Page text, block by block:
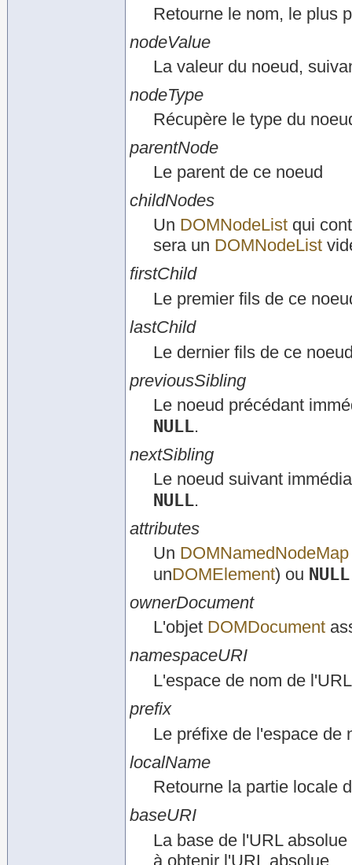
Retourne le nom, le plus
nodeValue
La valeur du noeud,
nodeType
Récupère le type du
parentNode
Le parent de ce noeud
childNodes
Un DOMNodeList qui
sera un DOMNodeList
firstChild
Le premier fils de ce
lastChild
Le dernier fils de ce
previousSibling
Le noeud précédant
NULL.
nextSibling
Le noeud suivant
NULL.
attributes
Un DOMNamedNodeMap
unDOMElement) ou NULL
ownerDocument
L'objet DOMDocument
namespaceURI
L'espace de nom de
prefix
Le préfixe de l'espace de
localName
Retourne la partie locale
baseURI
La base de l'URL
à obtenir l'URL absolue.